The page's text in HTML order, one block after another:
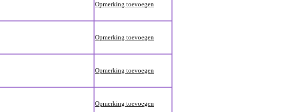
Opmerking toevoegen
Opmerking toevoegen
Opmerking toevoegen
Opmerking toevoegen